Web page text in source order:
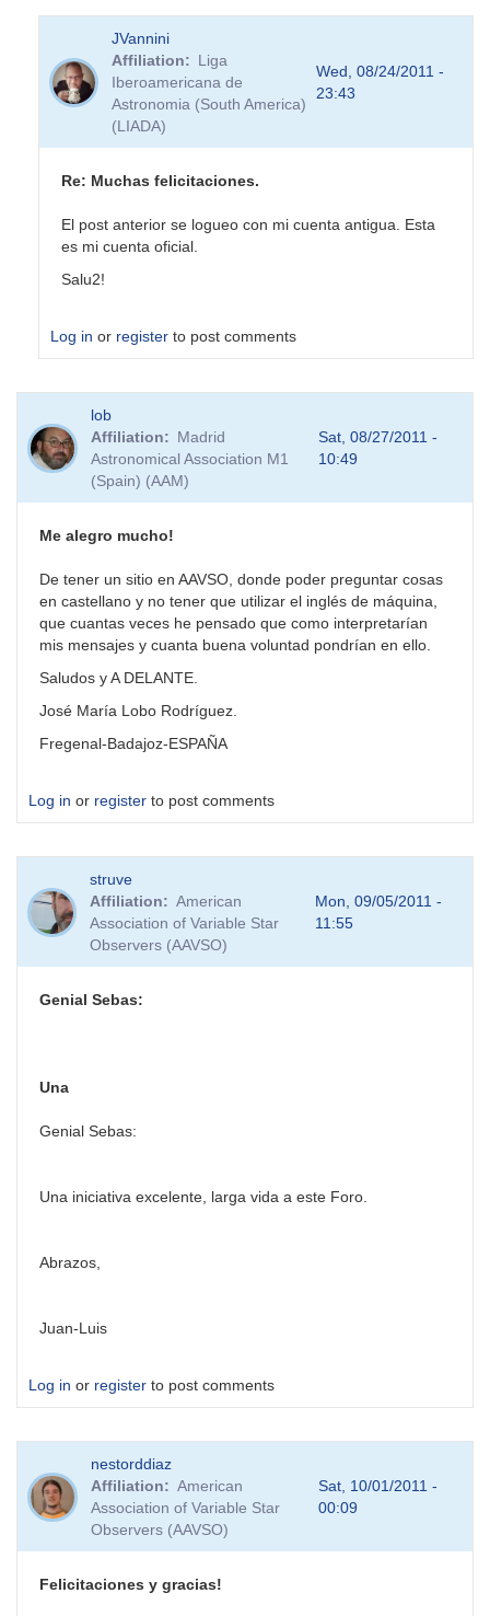
JVannini
Affiliation
Liga
Iberoamericana de
Astronomia (South America)
(LIADA)
Wed, 08/24/2011 -
23:43
Re: Muchas felicitaciones.
El post anterior se logueo con mi cuenta antigua. Esta
es mi cuenta oficial.
Salu2!
Log in or register to post comments
lob
Affiliation
Madrid
Astronomical Association M1
(Spain) (AAM)
Sat, 08/27/2011 -
10:49
Me alegro mucho!
De tener un sitio en AAVSO, donde poder preguntar cosas
en castellano y no tener que utilizar el inglés de máquina,
que cuantas veces he pensado que como interpretarían
mis mensajes y cuanta buena voluntad pondrían en ello.
Saludos y A DELANTE.
José María Lobo Rodríguez.
Fregenal-Badajoz-ESPAÑA
Log in or register to post comments
struve
Affiliation
American
Association of Variable Star
Observers (AAVSO)
Mon, 09/05/2011 -
11:55
Genial Sebas:
Una
Genial Sebas:
Una iniciativa excelente, larga vida a este Foro.
Abrazos,
Juan-Luis
Log in or register to post comments
nestorddiaz
Affiliation
American
Association of Variable Star
Observers (AAVSO)
Sat, 10/01/2011 -
00:09
Felicitaciones y gracias!